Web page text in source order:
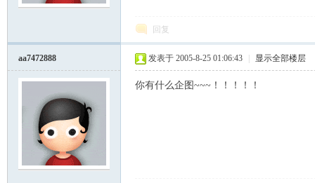
回复
aa7472888 发表于 2005-8-25 01:06:43 显示全部楼层
你有什么企图~~~！！！！！